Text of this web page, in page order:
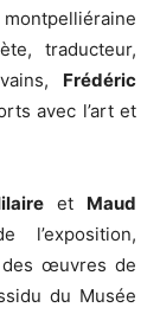
traducteur,
Frédéric
avec l’art et
et Maud
l’exposition,
œuvres de
du Musée